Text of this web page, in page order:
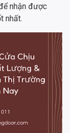
nhận được
nhất.